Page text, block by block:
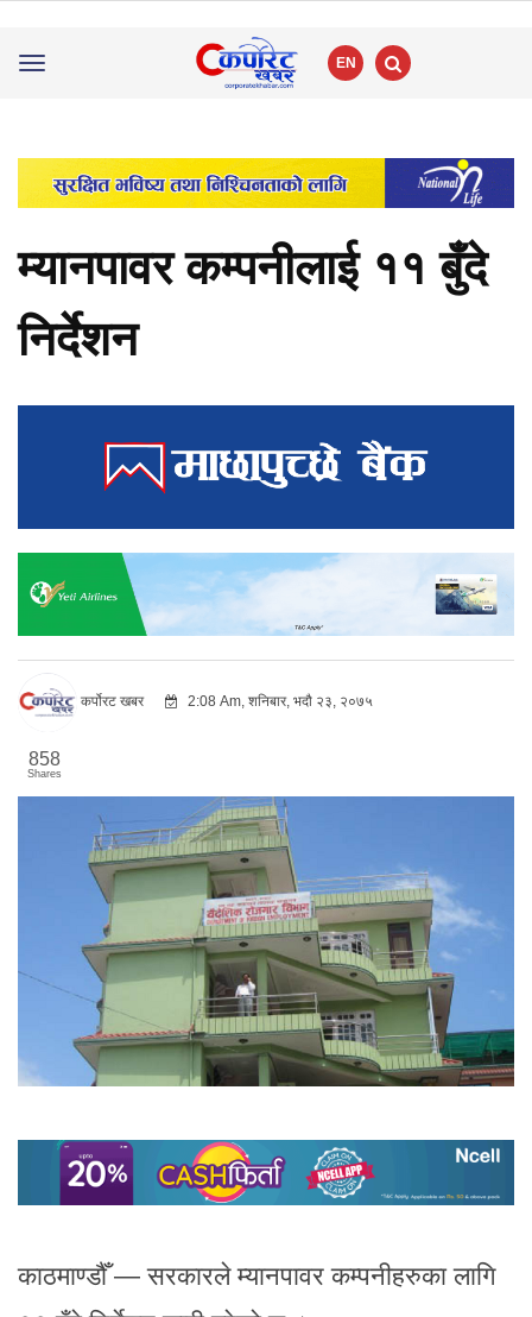
Toggle
EN
म्यानपावर कम्पनीलाई ११ बुँदे
निर्देशन
कर्पोरट खबर 2:08 Am, शनिबार, भदौ २३, २०७५
858
Shares
काठमाण्डौँ — सरकारले म्यानपावर कम्पनीहरुका लागि